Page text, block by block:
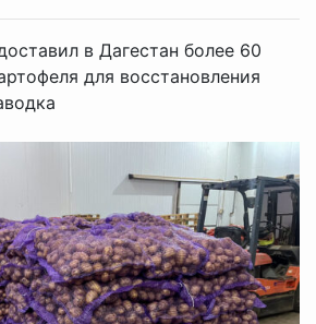
в Дагестан более 60
для восстановления